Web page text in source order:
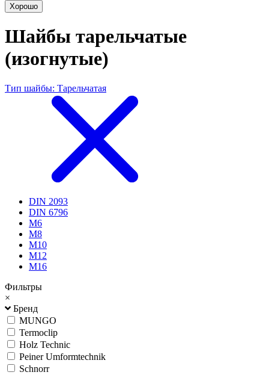
Хорошо
Шайбы тарельчатые
(изогнутые)
Тип шайбы: Тарельчатая
DIN 2093
DIN 6796
М6
М8
М10
М12
М16
Фильтры
×
Бренд
MUNGO
Termoclip
Holz Technic
Peiner Umformtechnik
Schnorr